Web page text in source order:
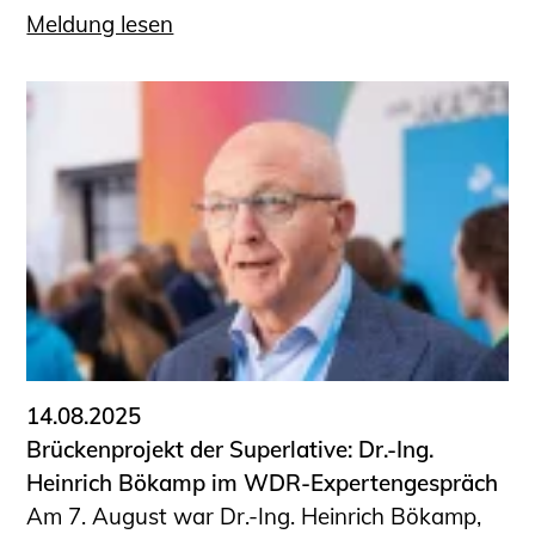
Meldung lesen
14.08.2025
Brückenprojekt der Superlative: Dr.-Ing.
Heinrich Bökamp im WDR-Expertengespräch
Am 7. August war Dr.-Ing. Heinrich Bökamp,